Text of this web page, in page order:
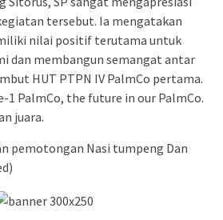
tersebut. Ia mengatakan
nilai positif terutama untuk
dan membangun semangat antar
HUT PTPN IV PalmCo pertama.
1 PalmCo, the future in our PalmCo.
juara.
pemotongan Nasi tumpeng Dan